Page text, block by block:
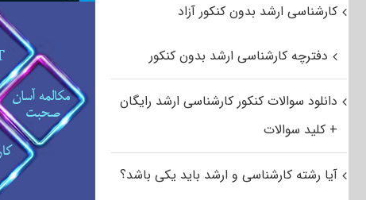
کارشناسی ارشد بدون کنکور آزاد
دفترچه کارشناسی ارشد بدون کنکور
دانلود سوالات کنکور کارشناسی ارشد رایگان
+ کلید سوالات
آیا رشته کارشناسی و ارشد باید یکی باشد؟